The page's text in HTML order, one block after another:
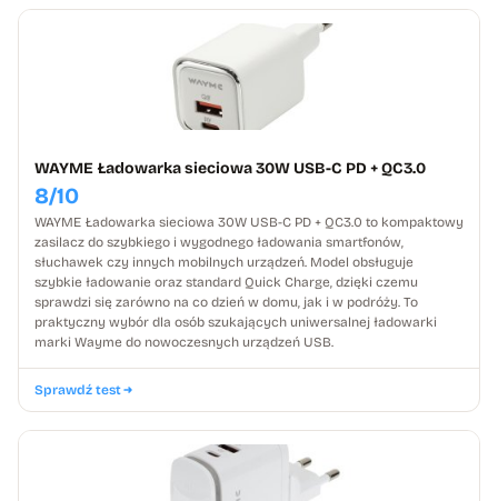
WAYME Ładowarka sieciowa 30W USB-C PD + QC3.0
8/10
WAYME Ładowarka sieciowa 30W USB-C PD + QC3.0 to kompaktowy
zasilacz do szybkiego i wygodnego ładowania smartfonów,
słuchawek czy innych mobilnych urządzeń. Model obsługuje
szybkie ładowanie oraz standard Quick Charge, dzięki czemu
sprawdzi się zarówno na co dzień w domu, jak i w podróży. To
praktyczny wybór dla osób szukających uniwersalnej ładowarki
marki Wayme do nowoczesnych urządzeń USB.
Sprawdź test